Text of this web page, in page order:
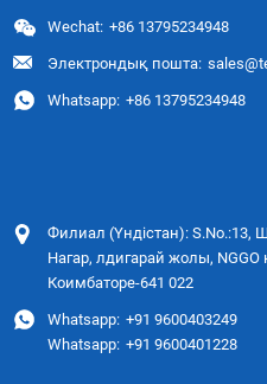
Wechat: +86 13795234948
Электрондық пошта:
Whatsapp: +86 13795234948
Филиал (Үндістан):
Нагар, лдигарай жолы, NGGO
Коимбаторе-641 022
Whatsapp: +91 9600403249
Whatsapp: +91 9600401228